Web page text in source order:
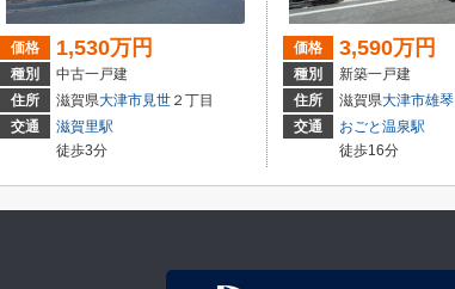
価格 1,530万円
種別
中古一戸建
住所
滋賀県大津市見世 ２丁目
交通
滋賀里駅
徒歩3分
価格 3,590万円
種別
新築一戸建
住所
滋賀県大津市雄琴
交通
おごと温泉駅
徒歩16分